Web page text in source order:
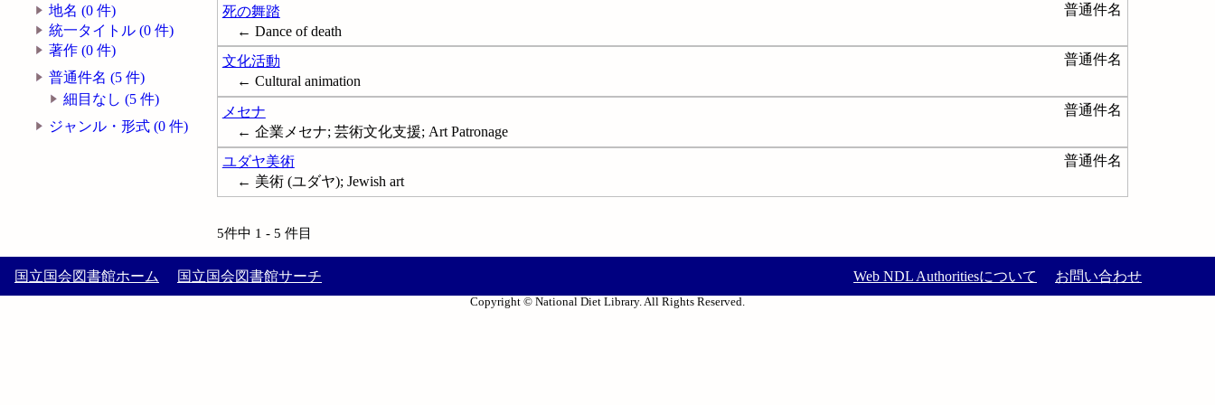
地名 (0 件)
統一タイトル (0 件)
著作 (0 件)
普通件名 (5 件)
細目なし (5 件)
ジャンル・形式 (0 件)
死の舞踏
普通件名
← Dance of death
文化活動
普通件名
← Cultural animation
メセナ
普通件名
← 企業メセナ; 芸術文化支援; Art Patronage
ユダヤ美術
普通件名
← 美術 (ユダヤ); Jewish art
5件中 1 - 5 件目
国立国会図書館ホーム 国立国会図書館サーチ Web NDL Authoritiesについて お問い合わせ
Copyright © National Diet Library. All Rights Reserved.